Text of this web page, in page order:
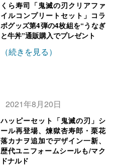
くら寿司「鬼滅の刃クリアファ
イルコンプリートセット」コラ
ボグッズ第4弾の4枚組を“うなぎ
と牛丼”通販購入でプレゼント
（続きを見る）
2021年8月20日
ハッピーセット「鬼滅の刃」シ
ール再登場、煉獄杏寿郎・栗花
落カナヲ追加でデザイン一新、
歴代ユニフォームシールも/マク
ドナルド